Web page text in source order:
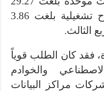
تريليون وون كوري وأرباح تشغيلية بلغت 3.86
الثالث.
فقد كان الطلب قوياً
والخوادم
مراكز البيانات